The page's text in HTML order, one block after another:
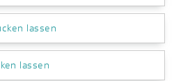
lassen
lassen